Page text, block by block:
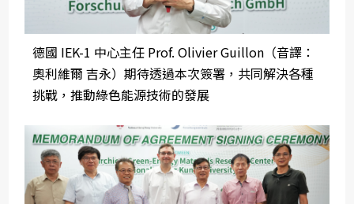
德國 IEK-1 中心主任 Prof. Olivier Guillon（音譯：
奧利維爾 吉永）期待透過本次簽署，共同解決各種
挑戰，推動綠色能源技術的發展